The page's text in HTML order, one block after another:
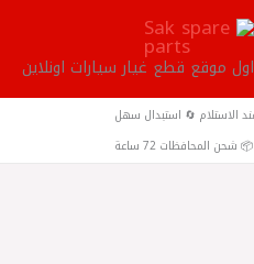
اول موقع قطع غيار سيارات اونلاين